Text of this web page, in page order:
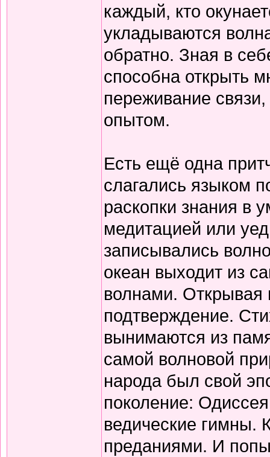
каждый, кто
укладываются
обратно. Зная в
способна открыть
переживание связи,
опытом.
Есть ещё одна
слагались языком
раскопки знания в
медитацией или
записывались
океан выходит из
волнами. Открывая
подтверждение.
вынимаются из
самой волновой
народа был свой
поколение:
ведические гимны.
преданиями. И